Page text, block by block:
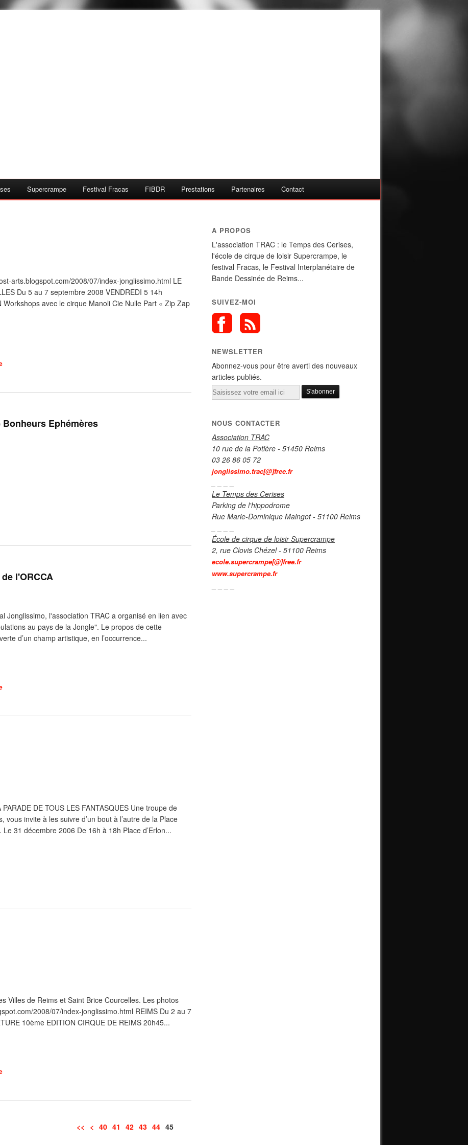
Supercrampe Festival Fracas FIBDR Prestations Partenaires Contact
arts.blogspot.com/2008/07/index-jonglissimo.html LE
Du 5 au 7 septembre 2008 VENDREDI 5 14h
Workshops avec le cirque Manoli Cie Nulle Part « Zip Zap
Ephémères
l'ORCCA
Jonglissimo, l'association TRAC a organisé en lien avec
au pays de la Jongle". Le propos de cette
d’un champ artistique, en l’occurrence...
DE TOUS LES FANTASQUES Une troupe de
vous invite à les suivre d’un bout à l’autre de la Place
31 décembre 2006 De 16h à 18h Place d’Erlon...
Villes de Reims et Saint Brice Courcelles. Les photos
2008/07/index-jonglissimo.html REIMS Du 2 au 7
10ème EDITION CIRQUE DE REIMS 20h45...
A PROPOS
L'association TRAC : le Temps des Cerises,
l'école de cirque de loisir Supercrampe, le
festival Fracas, le Festival Interplanétaire de
Bande Dessinée de Reims...
SUIVEZ-MOI
NEWSLETTER
Abonnez-vous pour être averti des nouveaux
articles publiés.
Email
NOUS CONTACTER
Association TRAC
10 rue de la Potière - 51450 Reims
03 26 86 05 72
jonglissimo.trac[@]free.fr
Le Temps des Cerises
Parking de l'hippodrome
Rue Marie-Dominique Maingot - 51100 Reims
École de cirque de loisir Supercrampe
2, rue Clovis Chézel - 51100 Reims
ecole.supercrampe[@]free.fr
www.supercrampe.fr
<< < 10
20
30
40 41 42 43 44 45